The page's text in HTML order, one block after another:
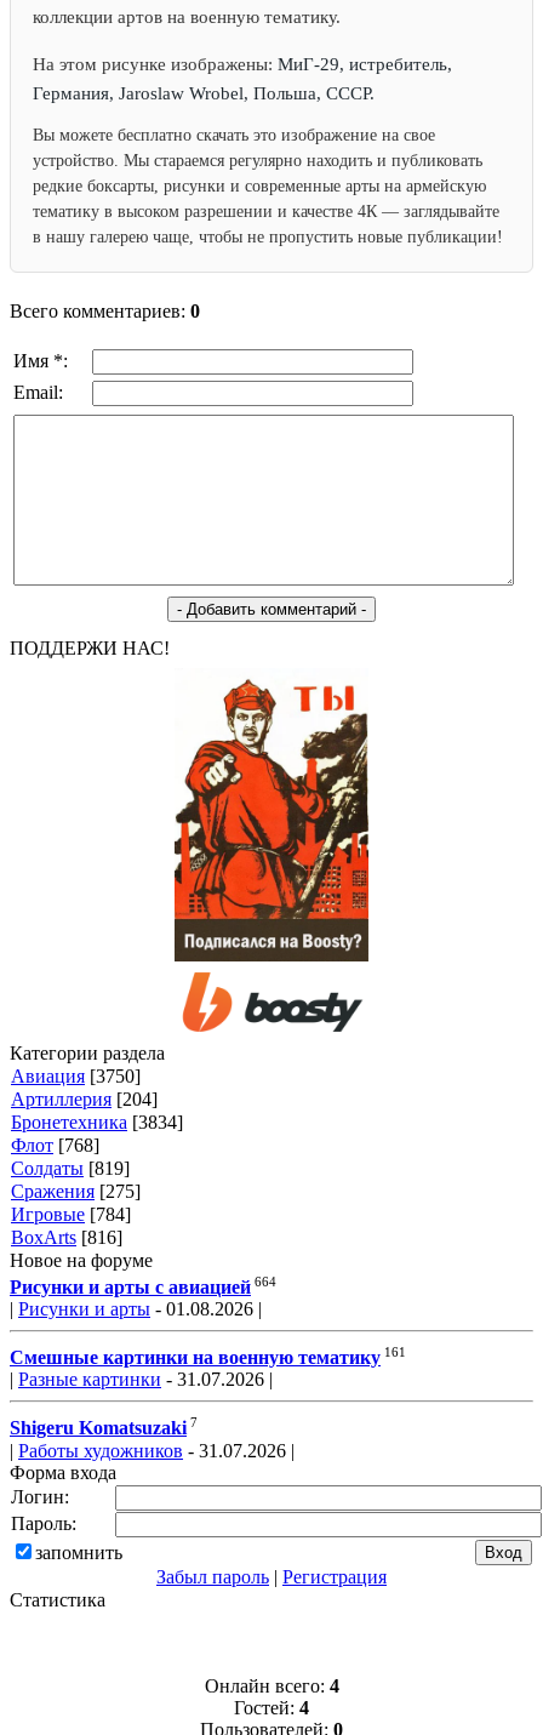
коллекции артов на военную тематику.
На этом рисунке изображены: МиГ-29, истребитель,
Германия, Jaroslaw Wrobel, Польша, СССР.
Вы можете бесплатно скачать это изображение на свое
устройство. Мы стараемся регулярно находить и публиковать
редкие боксарты, рисунки и современные арты на армейскую
тематику в высоком разрешении и качестве 4К — заглядывайте
в нашу галерею чаще, чтобы не пропустить новые публикации!
Всего комментариев: 0
Имя *:
Email:
ПОДДЕРЖИ НАС!
Категории раздела
Авиация [3750]
Артиллерия [204]
Бронетехника [3834]
Флот [768]
Солдаты [819]
Сражения [275]
Игровые [784]
BoxArts [816]
Новое на форуме
Рисунки и арты с авиацией 664
| Рисунки и арты - 01.08.2026 |
Смешные картинки на военную тематику 161
| Разные картинки - 31.07.2026 |
Shigeru Komatsuzaki 7
| Работы художников - 31.07.2026 |
Форма входа
Логин:
Пароль:
запомнить
Забыл пароль | Регистрация
Статистика
Онлайн всего: 4
Гостей: 4
Пользователей: 0